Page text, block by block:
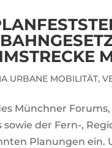
URBANE MOBILITÄT,
Münchner
der Fern-,
Planungen ein.